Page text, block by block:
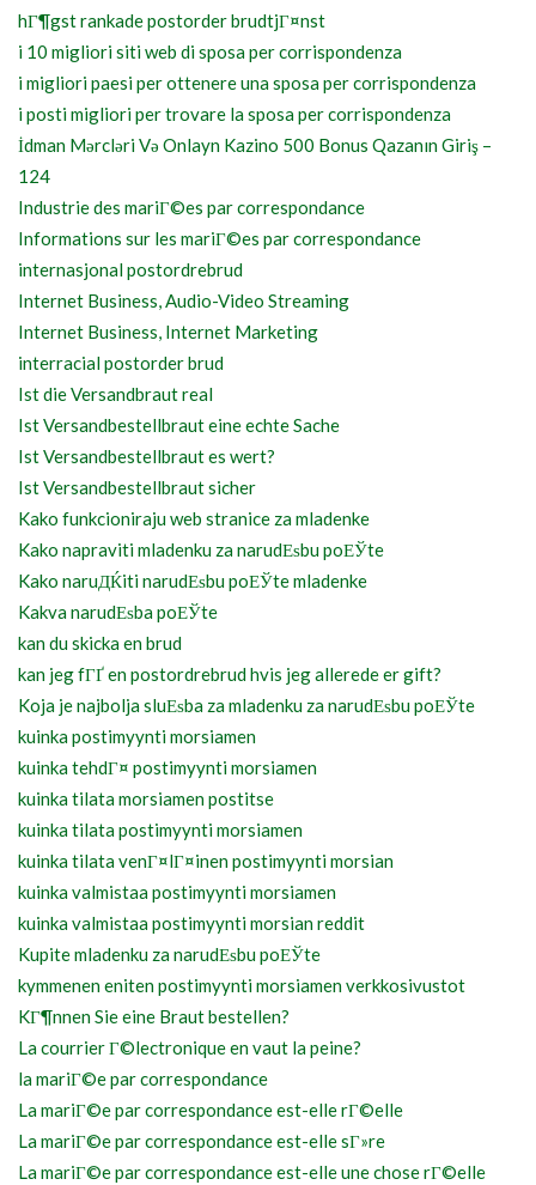
hГ¶gst rankade postorder brudtjГ¤nst
i 10 migliori siti web di sposa per corrispondenza
i migliori paesi per ottenere una sposa per corrispondenza
i posti migliori per trovare la sposa per corrispondenza
İdman Mərcləri Və Onlayn Kazino 500 Bonus Qazanın Giriş –
124
Industrie des mariГ©es par correspondance
Informations sur les mariГ©es par correspondance
internasjonal postordrebrud
Internet Business, Audio-Video Streaming
Internet Business, Internet Marketing
interracial postorder brud
Ist die Versandbraut real
Ist Versandbestellbraut eine echte Sache
Ist Versandbestellbraut es wert?
Ist Versandbestellbraut sicher
Kako funkcioniraju web stranice za mladenke
Kako napraviti mladenku za narudЕѕbu poЕЎte
Kako naruДЌiti narudЕѕbu poЕЎte mladenke
Kakva narudЕѕba poЕЎte
kan du skicka en brud
kan jeg fГҐ en postordrebrud hvis jeg allerede er gift?
Koja je najbolja sluЕѕba za mladenku za narudЕѕbu poЕЎte
kuinka postimyynti morsiamen
kuinka tehdГ¤ postimyynti morsiamen
kuinka tilata morsiamen postitse
kuinka tilata postimyynti morsiamen
kuinka tilata venГ¤lГ¤inen postimyynti morsian
kuinka valmistaa postimyynti morsiamen
kuinka valmistaa postimyynti morsian reddit
Kupite mladenku za narudЕѕbu poЕЎte
kymmenen eniten postimyynti morsiamen verkkosivustot
KГ¶nnen Sie eine Braut bestellen?
La courrier Г©lectronique en vaut la peine?
la mariГ©e par correspondance
La mariГ©e par correspondance est-elle rГ©elle
La mariГ©e par correspondance est-elle sГ»re
La mariГ©e par correspondance est-elle une chose rГ©elle